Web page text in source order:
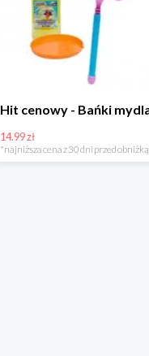
14.99 zł
*najniższa cena z 30 dni przed obniżką